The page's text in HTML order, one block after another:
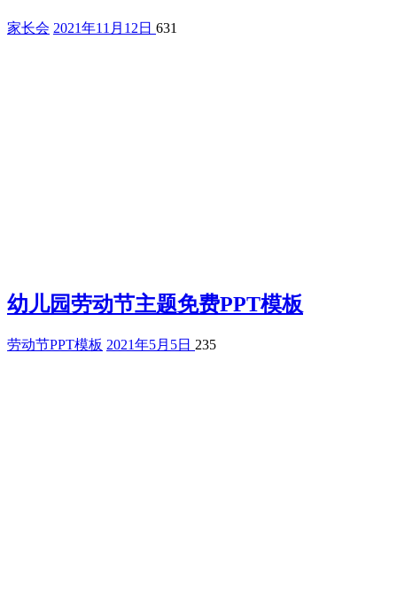
家长会 2021年11月12日 631
幼儿园劳动节主题免费PPT模板
劳动节PPT模板 2021年5月5日 235